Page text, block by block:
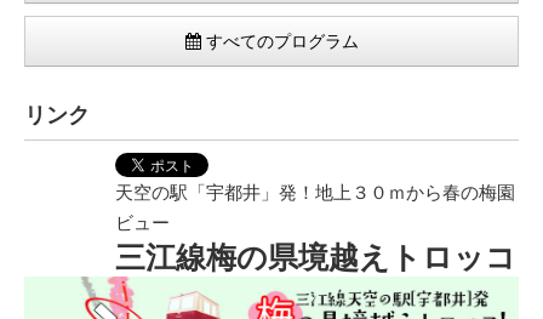
すべてのプログラム
リンク
天空の駅「宇都井」発！地上３０ｍから春の梅園
ビュー
三江線梅の県境越えトロッコ